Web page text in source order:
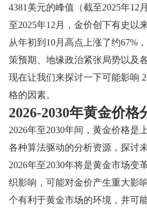
4381美元的峰值（截至2025年12
至2025年12月，金价创下有史以
从年初到10月高点上涨了约67%
策预期、地缘政治紧张局势以及
现在让我们来探讨一下可能影响
格的因素。
2026-2030年黄金价格
2026年至2030年间，黄金价格是
各种算法驱动的分析资源，探讨
2026年至2030年将是黄金市场变
织影响，可能对金价产生重大影
个有利于黄金市场的环境，并可